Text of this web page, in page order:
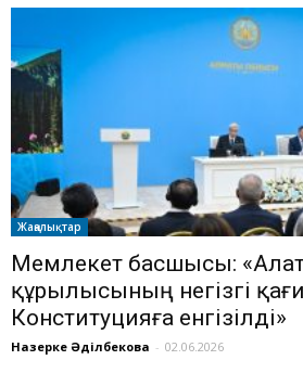
Жаңалықтар
Мемлекет басшысы:
құрылысының негізгі
Конституцияға енгізілді»
Назерке Әділбекова - 02.06.2026